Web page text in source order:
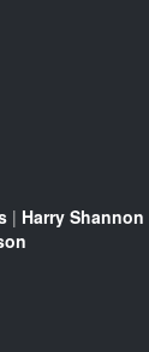
| Harry Shannon